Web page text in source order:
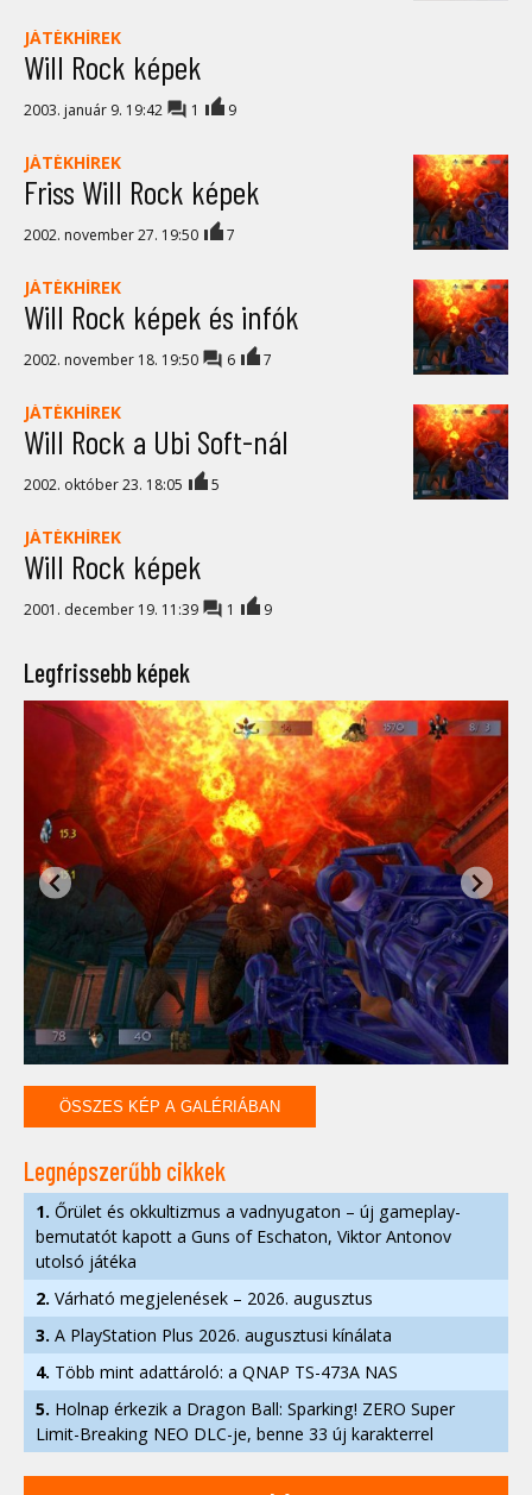
JÁTÉKHÍREK
Will Rock képek
2003. január 9. 19:42 1 9
JÁTÉKHÍREK
Friss Will Rock képek
2002. november 27. 19:50 7
JÁTÉKHÍREK
Will Rock képek és infók
2002. november 18. 19:50 6 7
JÁTÉKHÍREK
Will Rock a Ubi Soft-nál
2002. október 23. 18:05 5
JÁTÉKHÍREK
Will Rock képek
2001. december 19. 11:39 1 9
Legfrissebb képek
ÖSSZES KÉP A GALÉRIÁBAN
Legnépszerűbb cikkek
1. Őrület és okkultizmus a vadnyugaton – új gameplay-
bemutatót kapott a Guns of Eschaton, Viktor Antonov
utolsó játéka
2. Várható megjelenések – 2026. augusztus
3. A PlayStation Plus 2026. augusztusi kínálata
4. Több mint adattároló: a QNAP TS-473A NAS
5. Holnap érkezik a Dragon Ball: Sparking! ZERO Super
Limit-Breaking NEO DLC-je, benne 33 új karakterrel